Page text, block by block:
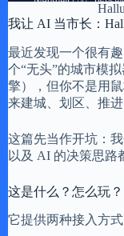
我让 AI 当市长：
最近发现一个很有趣
个“无头”的城市模拟
擎），但你不是用
来建城、划区、推进
这篇先当作开坑：
以及 AI 的决策思路
这是什么？怎么玩？
它提供两种接入方式